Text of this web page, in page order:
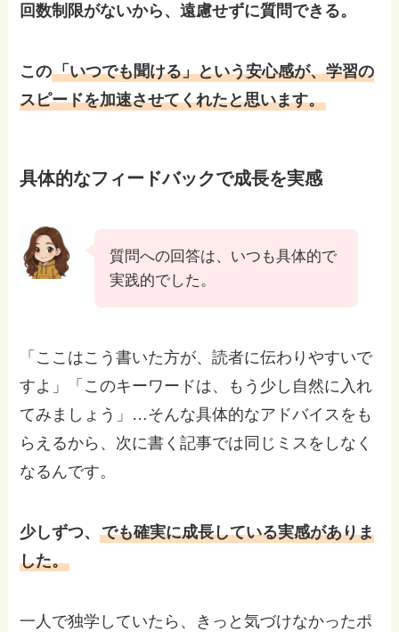
回数制限がないから、遠慮せずに質問できる。
この「いつでも聞ける」という安心感が、学習の
スピードを加速させてくれたと思います。
具体的なフィードバックで成長を実感
質問への回答は、いつも具体的で
実践的でした。
「ここはこう書いた方が、読者に伝わりやすいで
すよ」「このキーワードは、もう少し自然に入れ
てみましょう」…そんな具体的なアドバイスをも
らえるから、次に書く記事では同じミスをしなく
なるんです。
少しずつ、でも確実に成長している実感がありま
した。
一人で独学していたら、きっと気づけなかったポ